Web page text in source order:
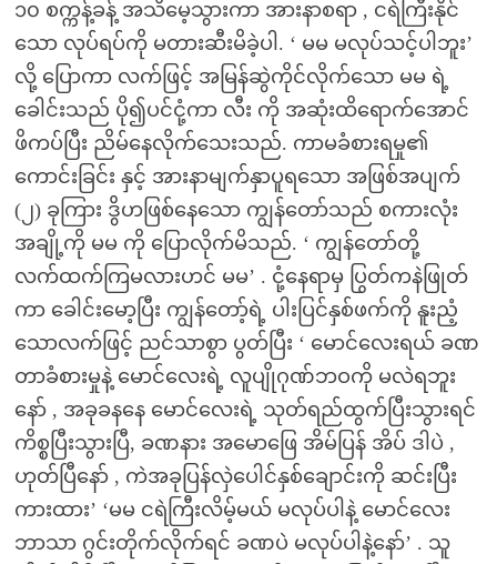
၁၀ စက္ကန့်ခန့် အသိမေ့သွားကာ အားနာစရာ , ငရဲကြီးနိုင်
သော လုပ်ရပ်ကို မတားဆီးမိခဲ့ပါ. ‘ မမ မလုပ်သင့်ပါဘူး’
လို့ ပြောကာ လက်ဖြင့် အမြန်ဆွဲကိုင်လိုက်သော မမ ရဲ့
ခေါင်းသည် ပို၍ပင်ငုံ့ကာ လီး ကို အဆုံးထိရောက်အောင်
ဖိကပ်ပြီး ညိမ်နေလိုက်သေးသည်. ကာမခံစားရမှု၏
ကောင်းခြင်း နှင့် အားနာမျက်နှာပူရသော အဖြစ်အပျက်
(၂) ခုကြား ဒွိဟဖြစ်နေသော ကျွန်တော်သည် စကားလုံး
အချို့ကို မမ ကို ပြောလိုက်မိသည်. ‘ ကျွန်တော်တို့
လက်ထက်ကြမလားဟင် မမ’ . ငုံ့နေရာမှ ပြွတ်ကနဲဖြုတ်
ကာ ခေါင်းမော့ပြီး ကျွန်တော့်ရဲ့ ပါးပြင်နှစ်ဖက်ကို နူးညံ့
သောလက်ဖြင့် ညင်သာစွာ ပွတ်ပြီး ‘ မောင်လေးရယ် ခဏ
တာခံစားမှုနဲ့ မောင်လေးရဲ့ လူပျိုဂုဏ်ဘဝကို မလဲရဘူး
နော် , အခုခနနေ မောင်လေးရဲ့ သုတ်ရည်ထွက်ပြီးသွားရင်
ကိစ္စပြီးသွားပြီ, ခဏနား အမောဖြေ အိမ်ပြန် အိပ် ဒါပဲ ,
ဟုတ်ပြီနော် , ကဲအခုပြန်လှဲပေါင်နှစ်ချောင်းကို ဆင်းပြီး
ကားထား’ ‘မမ ငရဲကြီးလိမ့်မယ် မလုပ်ပါနဲ့ မောင်လေး
ဘာသာ ဂွင်းတိုက်လိုက်ရင် ခဏပဲ မလုပ်ပါနဲ့နော်’ . သူ